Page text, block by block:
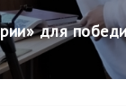
для